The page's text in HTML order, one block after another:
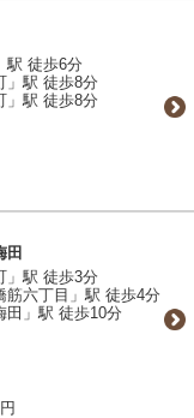
駅 徒歩6分
」駅 徒歩8分
」駅 徒歩8分
田
」駅 徒歩3分
筋六丁目」駅 徒歩4分
田」駅 徒歩10分